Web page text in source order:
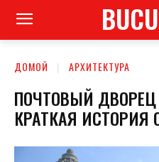
ДОМОЙ АРХИТЕКТУРА
ПОЧТОВЫЙ ДВОРЕЦ
КРАТКАЯ